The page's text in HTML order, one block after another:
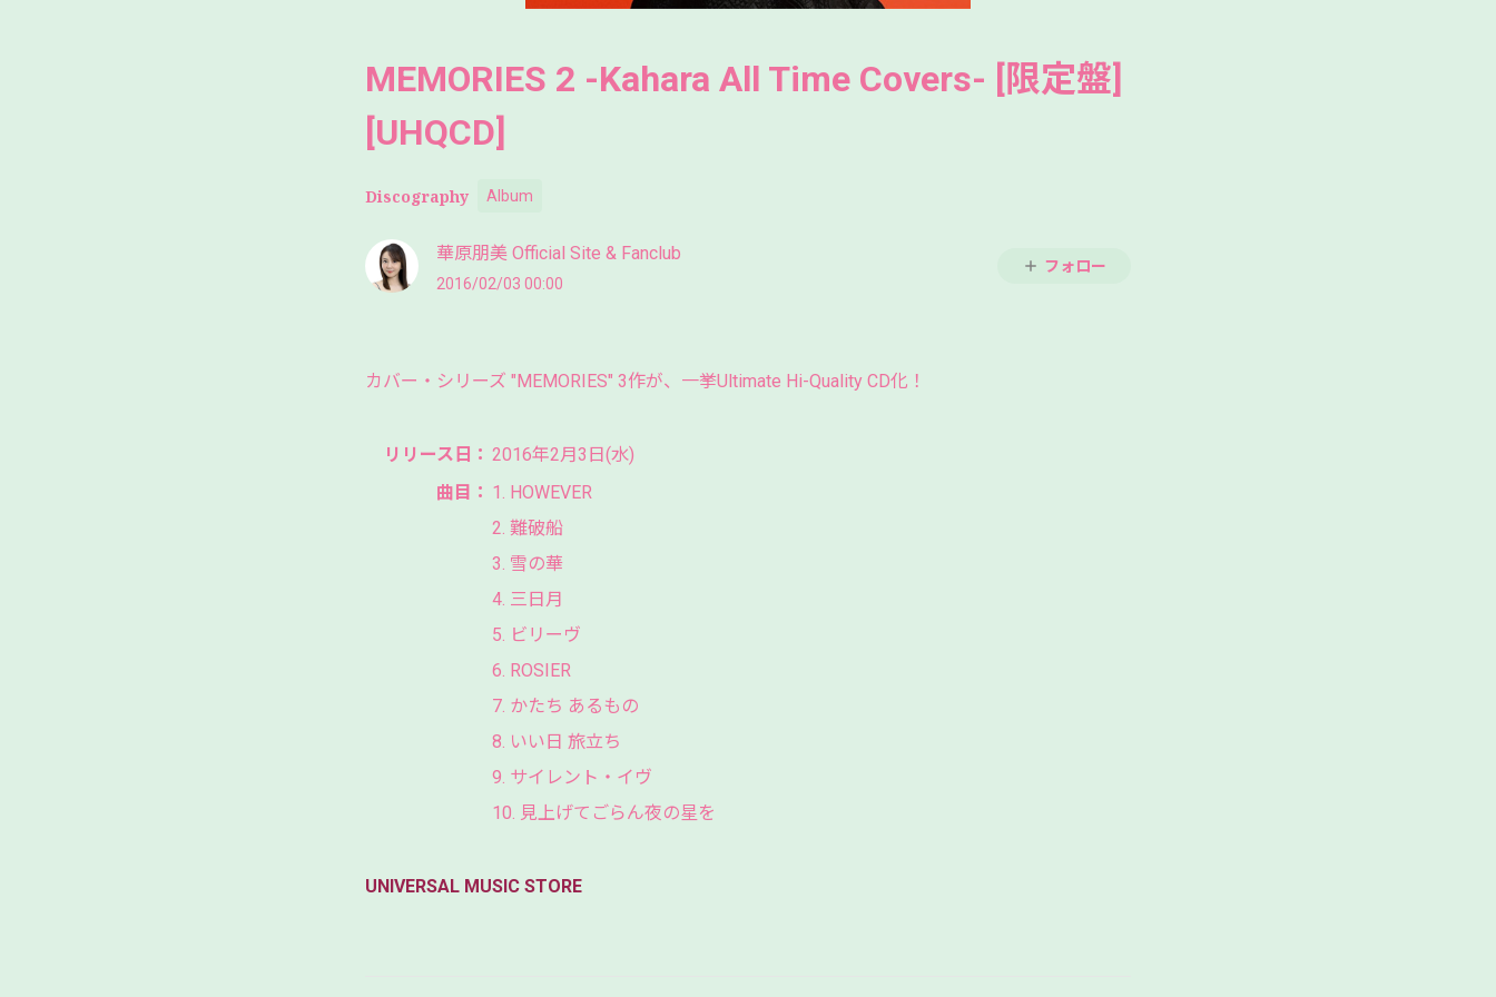
MEMORIES 2 -Kahara All Time Covers- [限定盤]
[UHQCD]
Discography Album
華原朋美 Official Site & Fanclub
2016/02/03 00:00
フォロー
カバー・シリーズ "MEMORIES" 3作が、一挙Ultimate Hi-Quality CD化！
リリース日： 2016年2月3日(水)
曲目： 1. HOWEVER
2. 難破船
3. 雪の華
4. 三日月
5. ビリーヴ
6. ROSIER
7. かたち あるもの
8. いい日 旅立ち
9. サイレント・イヴ
10. 見上げてごらん夜の星を
UNIVERSAL MUSIC STORE